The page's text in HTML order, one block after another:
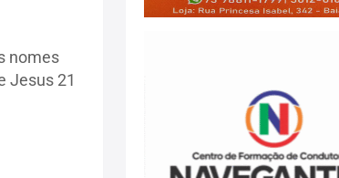
nomes
Jesus 21